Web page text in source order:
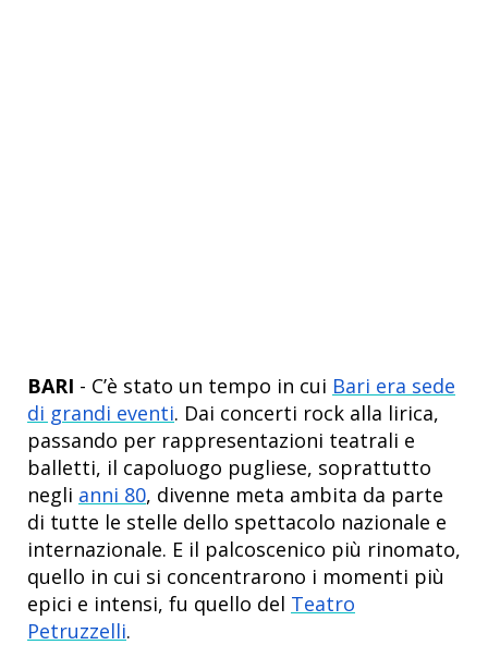
BARI - C’è stato un tempo in cui Bari era sede
di grandi eventi. Dai concerti rock alla lirica,
passando per rappresentazioni teatrali e
balletti, il capoluogo pugliese, soprattutto
negli anni 80, divenne meta ambita da parte
di tutte le stelle dello spettacolo nazionale e
internazionale. E il palcoscenico più rinomato,
quello in cui si concentrarono i momenti più
epici e intensi, fu quello del Teatro
Petruzzelli.